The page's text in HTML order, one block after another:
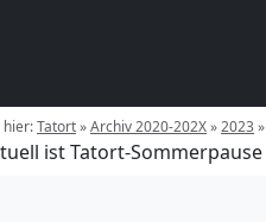
hier:Tatort»Archiv 2020-202X»2023»
ist Tatort-Sommerpause